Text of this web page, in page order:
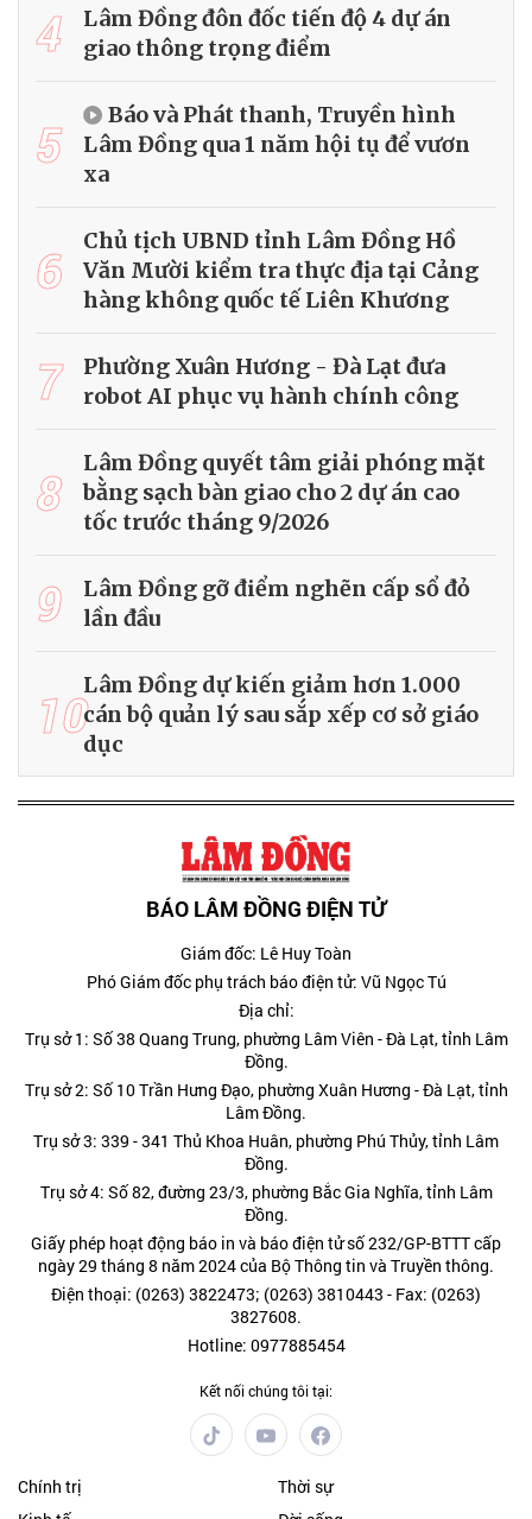
4
Lâm Đồng đôn đốc tiến độ 4 dự án
giao thông trọng điểm
5
Báo và Phát thanh, Truyền hình
Lâm Đồng qua 1 năm hội tụ để vươn
xa
6
Chủ tịch UBND tỉnh Lâm Đồng Hồ
Văn Mười kiểm tra thực địa tại Cảng
hàng không quốc tế Liên Khương
7
Phường Xuân Hương - Đà Lạt đưa
robot AI phục vụ hành chính công
8
Lâm Đồng quyết tâm giải phóng mặt
bằng sạch bàn giao cho 2 dự án cao
tốc trước tháng 9/2026
9
Lâm Đồng gỡ điểm nghẽn cấp sổ đỏ
lần đầu
10Lâm Đồng dự kiến giảm hơn 1.000
cán bộ quản lý sau sắp xếp cơ sở giáo
dục
BÁO LÂM ĐỒNG ĐIỆN TỬ
Giám đốc: Lê Huy Toàn
Phó Giám đốc phụ trách báo điện tử: Vũ Ngọc Tú
Địa chỉ:
Trụ sở 1: Số 38 Quang Trung, phường Lâm Viên - Đà Lạt, tỉnh Lâm
Đồng.
Trụ sở 2: Số 10 Trần Hưng Đạo, phường Xuân Hương - Đà Lạt, tỉnh
Lâm Đồng.
Trụ sở 3: 339 - 341 Thủ Khoa Huân, phường Phú Thủy, tỉnh Lâm
Đồng.
Trụ sở 4: Số 82, đường 23/3, phường Bắc Gia Nghĩa, tỉnh Lâm
Đồng.
Giấy phép hoạt động báo in và báo điện tử số 232/GP-BTTT cấp
ngày 29 tháng 8 năm 2024 của Bộ Thông tin và Truyền thông.
Điện thoại: (0263) 3822473; (0263) 3810443 - Fax: (0263)
3827608.
Hotline: 0977885454
Kết nối chúng tôi tại:
Chính trị
Thời sự